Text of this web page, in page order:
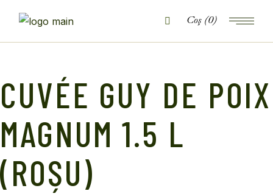
(0)
CUVÉE GUY DE POIX
MAGNUM 1.5 L
(ROȘU)